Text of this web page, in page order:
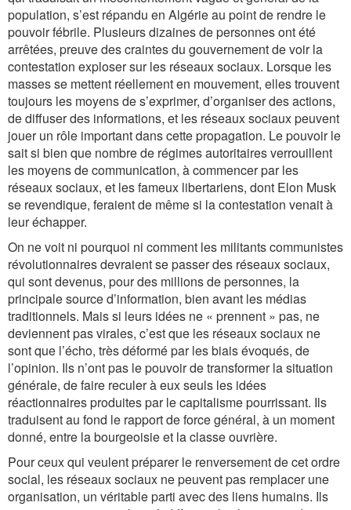
population, s’est répandu en Algérie au point de rendre le
pouvoir fébrile. Plusieurs dizaines de personnes ont été
arrêtées, preuve des craintes du gouvernement de voir la
contestation exploser sur les réseaux sociaux. Lorsque les
masses se mettent réellement en mouvement, elles trouvent
toujours les moyens de s’exprimer, d’organiser des actions,
de diffuser des informations, et les réseaux sociaux peuvent
jouer un rôle important dans cette propagation. Le pouvoir le
sait si bien que nombre de régimes autoritaires verrouillent
les moyens de communication, à commencer par les
réseaux sociaux, et les fameux libertariens, dont Elon Musk
se revendique, feraient de même si la contestation venait à
leur échapper.
On ne voit ni pourquoi ni comment les militants communistes
révolutionnaires devraient se passer des réseaux sociaux,
qui sont devenus, pour des millions de personnes, la
principale source d’information, bien avant les médias
traditionnels. Mais si leurs idées ne « prennent » pas, ne
deviennent pas virales, c’est que les réseaux sociaux ne
sont que l’écho, très déformé par les biais évoqués, de
l’opinion. Ils n’ont pas le pouvoir de transformer la situation
générale, de faire reculer à eux seuls les idées
réactionnaires produites par le capitalisme pourrissant. Ils
traduisent au fond le rapport de force général, à un moment
donné, entre la bourgeoisie et la classe ouvrière.
Pour ceux qui veulent préparer le renversement de cet ordre
social, les réseaux sociaux ne peuvent pas remplacer une
organisation, un véritable parti avec des liens humains. Ils